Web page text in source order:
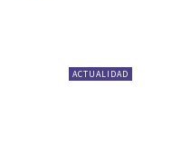
ACTUALIDAD